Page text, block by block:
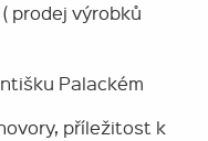
prodej výrobků
Palackém
příležitost k